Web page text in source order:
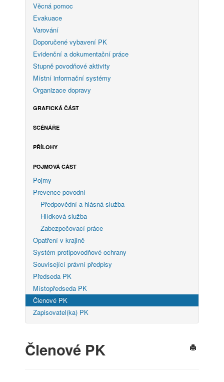
Věcná pomoc
Evakuace
Varování
Doporučené vybavení PK
Evidenční a dokumentační práce
Stupně povodňové aktivity
Místní informační systémy
Organizace dopravy
GRAFICKÁ ČÁST
SCÉNÁŘE
PŘÍLOHY
POJMOVÁ ČÁST
Pojmy
Prevence povodní
Předpovědní a hlásná služba
Hlídková služba
Zabezpečovací práce
Opatření v krajině
Systém protipovodňové ochrany
Související právní předpisy
Předseda PK
Místopředseda PK
Členové PK
Zapisovatel(ka) PK
Členové PK